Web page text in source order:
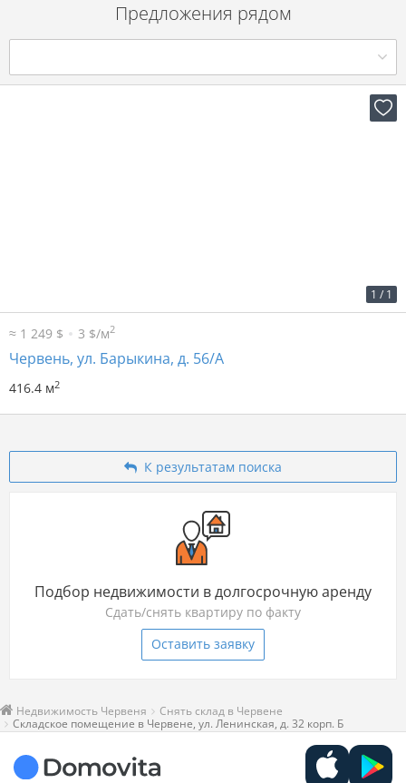
Предложения рядом
1 / 1
≈ 1 249 $ 3 $/м2
Червень, ул. Барыкина, д. 56/А
416.4 м2
К результатам поиска
Подбор недвижимости в долгосрочную аренду
Сдать/снять квартиру по факту
Оставить заявку
Недвижимость Червеня
Снять склад в Червене
Складское помещение в Червене, ул. Ленинская, д. 32 корп. Б